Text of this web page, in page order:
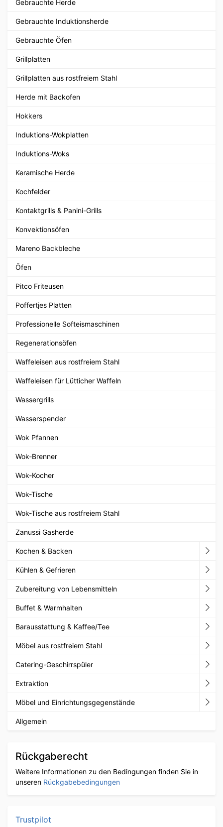
Gebrauchte Herde
Gebrauchte Induktionsherde
Gebrauchte Öfen
Grillplatten
Grillplatten aus rostfreiem Stahl
Herde mit Backofen
Hokkers
Induktions-Wokplatten
Induktions-Woks
Keramische Herde
Kochfelder
Kontaktgrills & Panini-Grills
Konvektionsöfen
Mareno Backbleche
Öfen
Pitco Friteusen
Poffertjes Platten
Professionelle Softeismaschinen
Regenerationsöfen
Waffeleisen aus rostfreiem Stahl
Waffeleisen für Lütticher Waffeln
Wassergrills
Wasserspender
Wok Pfannen
Wok-Brenner
Wok-Kocher
Wok-Tische
Wok-Tische aus rostfreiem Stahl
Zanussi Gasherde
Kochen & Backen
Kühlen & Gefrieren
Zubereitung von Lebensmitteln
Buffet & Warmhalten
Barausstattung & Kaffee/Tee
Möbel aus rostfreiem Stahl
Catering-Geschirrspüler
Extraktion
Möbel und Einrichtungsgegenstände
Allgemein
Rückgaberecht
Weitere Informationen zu den Bedingungen finden Sie in
unseren Rückgabebedingungen
Trustpilot